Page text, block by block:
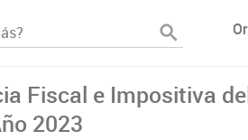
Fiscal e Impositiva
2023